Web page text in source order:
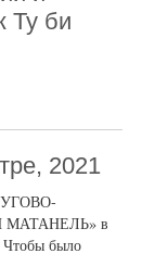
Ту би
2021
в
было